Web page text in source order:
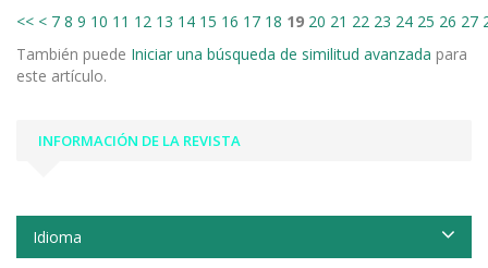
<< < 7 8 9 10 11 12 13 14 15 16 17 18 19 20 21 22 23 24 25 26 27
También puede Iniciar una búsqueda de similitud avanzada para
este artículo.
INFORMACIÓN DE LA REVISTA
Idioma